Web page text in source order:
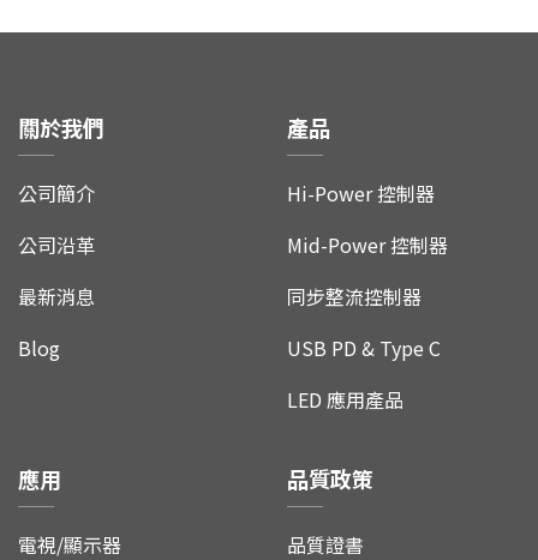
關於我們
公司簡介
公司沿革
最新消息
Blog
產品
Hi-Power 控制器
Mid-Power 控制器
同步整流控制器
USB PD & Type C
LED 應用產品
應用
電視/顯示器
品質政策
品質證書